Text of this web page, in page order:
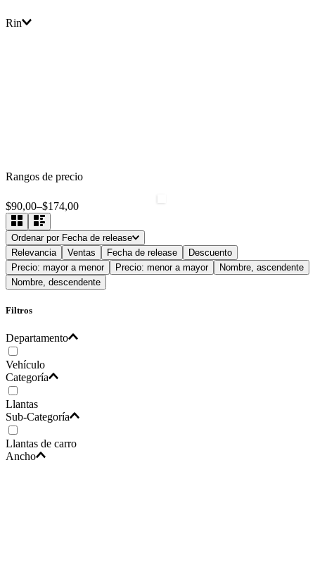
Rin
Rangos de precio
$90,00–$174,00
Ordenar por Fecha de release
Relevancia
Ventas Fecha de release
Descuento
Precio: mayor a menor
Precio: menor a mayor
Nombre, ascendente
Nombre, descendente
Filtros
Departamento
Vehículo
Categoría
Llantas
Sub-Categoría
Llantas de carro
Ancho